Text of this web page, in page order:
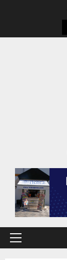
Menú